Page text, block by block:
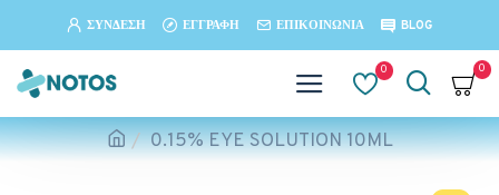
ΣΎΝΔΕΣΗ ΕΓΓΡΑΦΉ ΕΠΙΚΟΙΝΩΝΊΑ BLOG
0 0
0.15% EYE SOLUTION 10ML